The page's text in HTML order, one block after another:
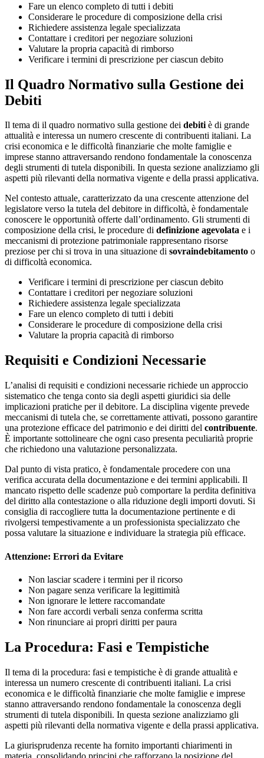
Fare un elenco completo di tutti i debiti
Considerare le procedure di composizione della crisi
Richiedere assistenza legale specializzata
Contattare i creditori per negoziare soluzioni
Valutare la propria capacità di rimborso
Verificare i termini di prescrizione per ciascun debito
Il Quadro Normativo sulla Gestione dei
Debiti
Il tema di il quadro normativo sulla gestione dei debitiè di grande
attualità e interessa un numero crescente di contribuenti italiani. La
crisi economica e le difficoltà finanziarie che molte famiglie e
imprese stanno attraversando rendono fondamentale la conoscenza
degli strumenti di tutela disponibili. In questa sezione analizziamo gli
aspetti più rilevanti della normativa vigente e della prassi applicativa.
Nel contesto attuale, caratterizzato da una crescente attenzione del
legislatore verso la tutela del debitore in difficoltà, è fondamentale
conoscere le opportunità offerte dall’ordinamento. Gli strumenti di
composizione della crisi, le procedure di definizione agevolata e i
meccanismi di protezione patrimoniale rappresentano risorse
preziose per chi si trova in una situazione di sovraindebitamento o
di difficoltà economica.
Verificare i termini di prescrizione per ciascun debito
Contattare i creditori per negoziare soluzioni
Richiedere assistenza legale specializzata
Fare un elenco completo di tutti i debiti
Considerare le procedure di composizione della crisi
Valutare la propria capacità di rimborso
Requisiti e Condizioni Necessarie
L’analisi di requisiti e condizioni necessarie richiede un approccio
sistematico che tenga conto sia degli aspetti giuridici sia delle
implicazioni pratiche per il debitore. La disciplina vigente prevede
meccanismi di tutela che, se correttamente attivati, possono garantire
una protezione efficace del patrimonio e dei diritti del contribuente.
È importante sottolineare che ogni caso presenta peculiarità proprie
che richiedono una valutazione personalizzata.
Dal punto di vista pratico, è fondamentale procedere con una
verifica accurata della documentazione e dei termini applicabili. Il
mancato rispetto delle scadenze può comportare la perdita definitiva
del diritto alla contestazione o alla riduzione degli importi dovuti. Si
consiglia di raccogliere tutta la documentazione pertinente e di
rivolgersi tempestivamente a un professionista specializzato che
possa valutare la situazione e individuare la strategia più efficace.
Attenzione: Errori da Evitare
Non lasciar scadere i termini per il ricorso
Non pagare senza verificare la legittimità
Non ignorare le lettere raccomandate
Non fare accordi verbali senza conferma scritta
Non rinunciare ai propri diritti per paura
La Procedura: Fasi e Tempistiche
Il tema di la procedura: fasi e tempistiche è di grande attualità e
interessa un numero crescente di contribuenti italiani. La crisi
economica e le difficoltà finanziarie che molte famiglie e imprese
stanno attraversando rendono fondamentale la conoscenza degli
strumenti di tutela disponibili. In questa sezione analizziamo gli
aspetti più rilevanti della normativa vigente e della prassi applicativa.
La giurisprudenza recente ha fornito importanti chiarimenti in
materia, consolidando principi che rafforzano la posizione del